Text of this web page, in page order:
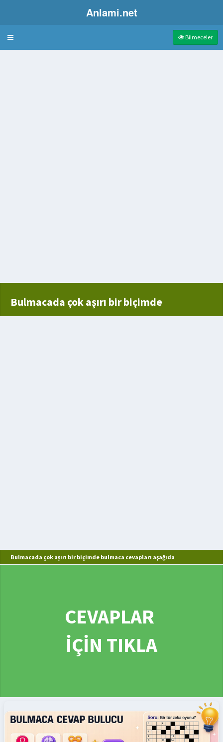
Anlami.net
Bulmaca Bilmeceler
Bulmacada çok aşırı bir biçimde
Bulmacada çok aşırı bir biçimde bulmaca cevapları aşağıda
CEVAPLAR
İÇİN TIKLA